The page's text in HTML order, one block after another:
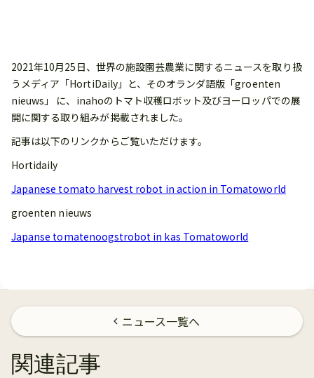
2021年10月25日、世界の施設園芸農業に関するニュースを取り扱
うメディア「HortiDaily」と、そのオランダ語版「groenten
nieuws」 に、inahoのトマト収穫ロボット及びヨーロッパでの展
開に関する取り組みが掲載されました。
記事は以下のリンクからご覧いただけます。
Hortidaily
Japanese tomato harvest robot in action in Tomatoworld
groenten nieuws
Japanse tomatenoogstrobot in kas Tomatoworld
chevron_left ニュース一覧へ
関連記事